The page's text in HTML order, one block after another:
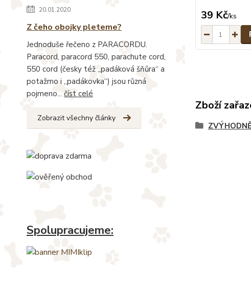
20.01.2020
Z čeho obojky pleteme?
Jednoduše řečeno z PARACORDU.
Paracord, paracord 550, parachute cord,
550 cord (česky též „padáková šňůra“ a
potažmo i „padákovka“) jsou různá
pojmeno... číst celé
Zobrazit všechny články
Spolupracujeme:
39 Kč/ks
Zboží